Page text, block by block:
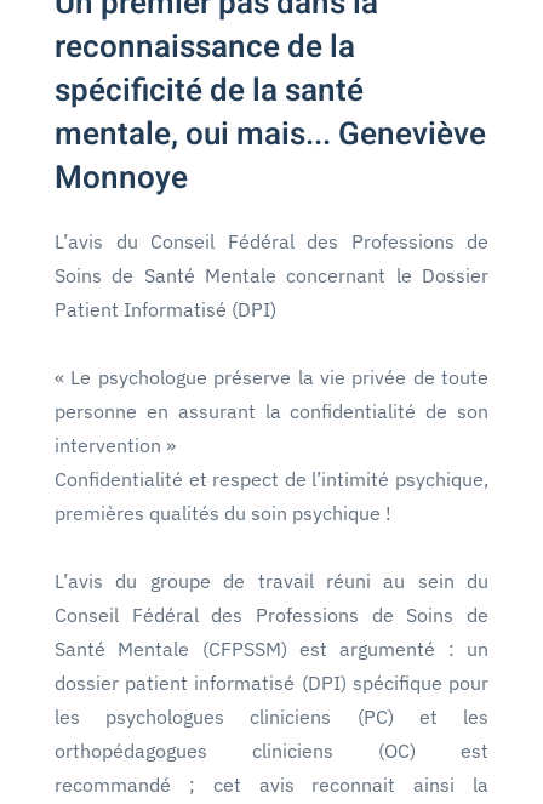
reconnaissance de la
spécificité de la santé
mentale, oui mais... Geneviève
Monnoye
L’avis du Conseil Fédéral des Professions de
Soins de Santé Mentale concernant le Dossier
Patient Informatisé (DPI)
« Le psychologue préserve la vie privée de toute
personne en assurant la confidentialité de son
intervention »
Confidentialité et respect de l’intimité psychique,
premières qualités du soin psychique !
L’avis du groupe de travail réuni au sein du
Conseil Fédéral des Professions de Soins de
Santé Mentale (CFPSSM) est argumenté : un
dossier patient informatisé (DPI) spécifique pour
les psychologues cliniciens (PC) et les
orthopédagogues cliniciens (OC) est
recommandé ; cet avis reconnait ainsi la